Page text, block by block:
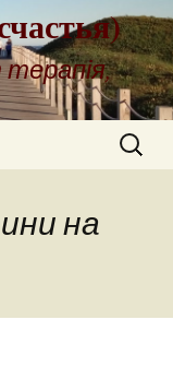
терапія,
Найти:
на